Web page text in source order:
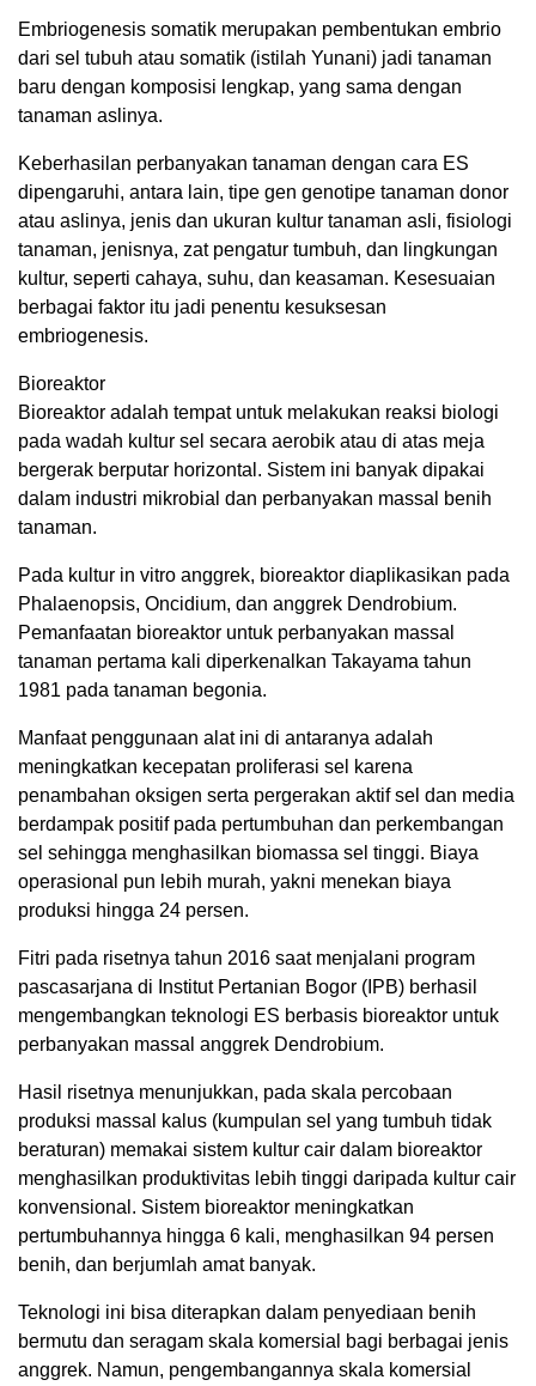
Embriogenesis somatik merupakan pembentukan embrio
dari sel tubuh atau somatik (istilah Yunani) jadi tanaman
baru dengan komposisi lengkap, yang sama dengan
tanaman aslinya.
Keberhasilan perbanyakan tanaman dengan cara ES
dipengaruhi, antara lain, tipe gen genotipe tanaman donor
atau aslinya, jenis dan ukuran kultur tanaman asli, fisiologi
tanaman, jenisnya, zat pengatur tumbuh, dan lingkungan
kultur, seperti cahaya, suhu, dan keasaman. Kesesuaian
berbagai faktor itu jadi penentu kesuksesan
embriogenesis.
Bioreaktor
Bioreaktor adalah tempat untuk melakukan reaksi biologi
pada wadah kultur sel secara aerobik atau di atas meja
bergerak berputar horizontal. Sistem ini banyak dipakai
dalam industri mikrobial dan perbanyakan massal benih
tanaman.
Pada kultur in vitro anggrek, bioreaktor diaplikasikan pada
Phalaenopsis, Oncidium, dan anggrek Dendrobium.
Pemanfaatan bioreaktor untuk perbanyakan massal
tanaman pertama kali diperkenalkan Takayama tahun
1981 pada tanaman begonia.
Manfaat penggunaan alat ini di antaranya adalah
meningkatkan kecepatan proliferasi sel karena
penambahan oksigen serta pergerakan aktif sel dan media
berdampak positif pada pertumbuhan dan perkembangan
sel sehingga menghasilkan biomassa sel tinggi. Biaya
operasional pun lebih murah, yakni menekan biaya
produksi hingga 24 persen.
Fitri pada risetnya tahun 2016 saat menjalani program
pascasarjana di Institut Pertanian Bogor (IPB) berhasil
mengembangkan teknologi ES berbasis bioreaktor untuk
perbanyakan massal anggrek Dendrobium.
Hasil risetnya menunjukkan, pada skala percobaan
produksi massal kalus (kumpulan sel yang tumbuh tidak
beraturan) memakai sistem kultur cair dalam bioreaktor
menghasilkan produktivitas lebih tinggi daripada kultur cair
konvensional. Sistem bioreaktor meningkatkan
pertumbuhannya hingga 6 kali, menghasilkan 94 persen
benih, dan berjumlah amat banyak.
Teknologi ini bisa diterapkan dalam penyediaan benih
bermutu dan seragam skala komersial bagi berbagai jenis
anggrek. Namun, pengembangannya skala komersial